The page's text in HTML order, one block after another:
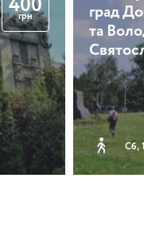
400
грн
град
та
Сб,